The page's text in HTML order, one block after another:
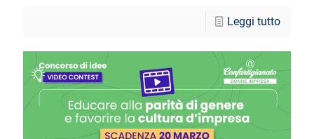
Leggi tutto